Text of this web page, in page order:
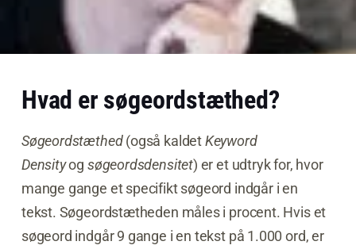
Hvad er søgeordstæthed?
Søgeordstæthed(også kaldetKeyword
Densityog søgeordsdensitet) er et udtryk for, hvor
mange gange et specifikt søgeord indgår i en
tekst. Søgeordstætheden måles i procent. Hvis et
søgeord indgår 9 gange i en tekst på 1.000 ord, er